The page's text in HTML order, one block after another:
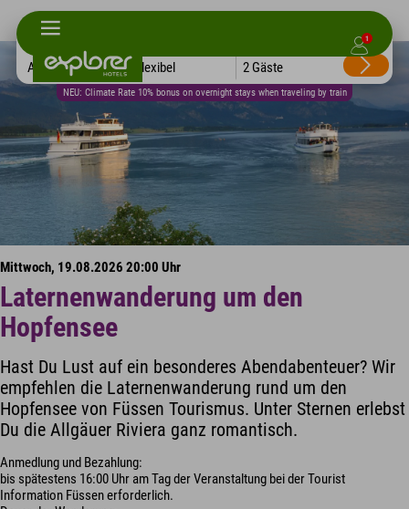
1
NEU: Climate Rate 10% bonus on overnight stays when traveling by train
Alle Hotels Flexibel 2 Gäste
Mittwoch, 19.08.2026 20:00 Uhr
Laternenwanderung um den
Hopfensee
Hast Du Lust auf ein besonderes Abendabenteuer? Wir
empfehlen die Laternenwanderung rund um den
Hopfensee von Füssen Tourismus. Unter Sternen erlebst
Du die Allgäuer Riviera ganz romantisch.
Anmedlung und Bezahlung:
bis spätestens 16:00 Uhr am Tag der Veranstaltung bei der Tourist
Information Füssen erforderlich.